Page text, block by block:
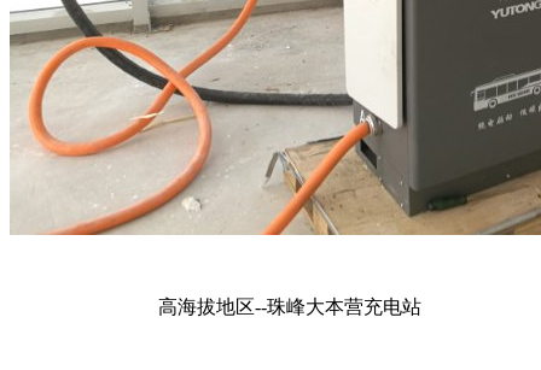
高海拔地区--珠峰大本营充电站